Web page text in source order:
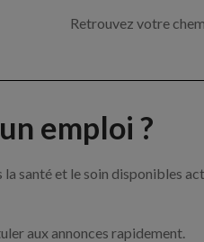
Retrouvez votre
emploi ?
la santé et le soin disponibles
aux annonces rapidement.